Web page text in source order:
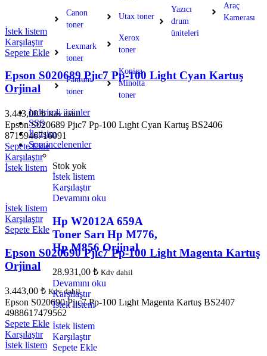
Canon
toner
Lexmark
toner
Pantum
toner
Utax toner
Xerox
toner
Konica
Minolta
toner
Yazıcı
drum
üniteleri
Araç
Kamerası
İndirimli ürünler
SSS
İletişim
Son incelenenler
Stok yok
İstek listem
Karşılaştır
Devamını oku
Hp W2012A 659A
Toner Sarı Hp M776,
Hp M856 Orjinal
28.931,00 ₺ Kdv dahil
Devamını oku
Karşılaştır
İstek listem
İstek listem
Karşılaştır
Sepete Ekle
İstek listem
Karşılaştır
Sepete Ekle
Epson S020689 Pjıc7 Pp-100 Light Cyan Kartuş
Orjinal
3.443,00₺ Kdv dahil
Epson S020689 Pjıc7 Pp-100 Lıght Cyan Kartuş BS2406
8715946716091
Sepete Ekle
Karşılaştır
İstek listem
İstek listem
Karşılaştır
Sepete Ekle
Epson S020690 Pjıc7 Pp-100 Light Magenta Kartuş
Orjinal
3.443,00 ₺ Kdv dahil
Epson S020690 Pjıc7 Pp-100 Lıght Magenta Kartuş BS2407
4988617479562
Sepete Ekle
Karşılaştır
İstek listem